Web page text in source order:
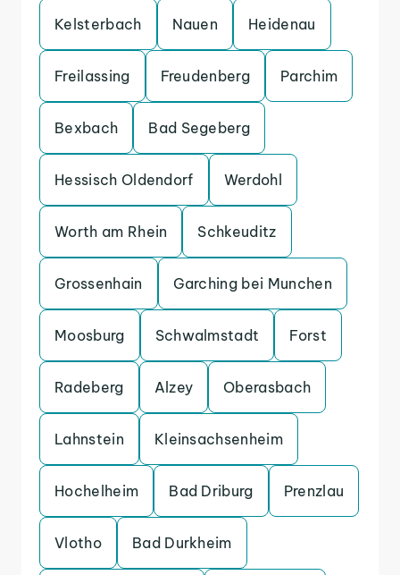
Kelsterbach Nauen Heidenau
Freilassing Freudenberg Parchim
Bexbach Bad Segeberg
Hessisch Oldendorf Werdohl
Worth am Rhein Schkeuditz
Grossenhain Garching bei Munchen
Moosburg Schwalmstadt Forst
Radeberg Alzey Oberasbach
Lahnstein Kleinsachsenheim
Hochelheim Bad Driburg Prenzlau
Vlotho Bad Durkheim